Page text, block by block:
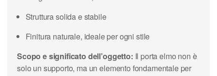
Struttura solida e stabile
Finitura naturale, ideale per ogni stile
Scopo e significato dell’oggetto: Il porta elmo non è
solo un supporto, ma un elemento fondamentale per